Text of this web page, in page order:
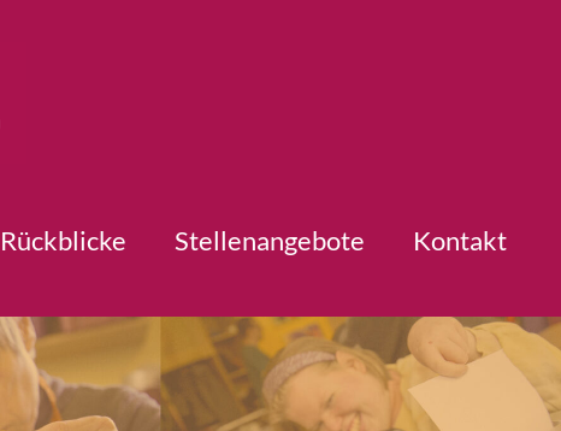
Rückblicke Stellenangebote Kontakt